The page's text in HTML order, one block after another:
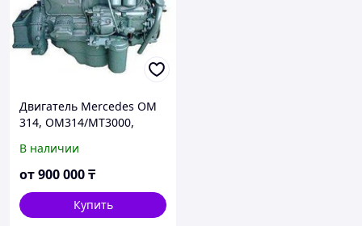
Двигатель Mercedes OM
314, OM314/MT3000,
Mercedes OM 364,
Mercedes OM 366 A
В наличии
от900 000₸
Купить